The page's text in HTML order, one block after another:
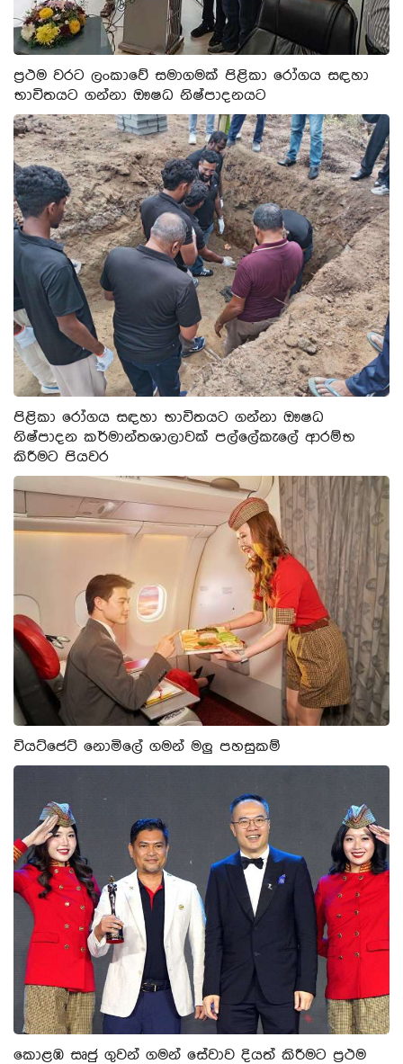
ප්‍රථම වරට ලංකාවේ සමාගමක් පිළිකා රෝගය සඳහා
භාවිතයට ගන්නා ඖෂධ නිෂ්පාදනයට
පිළිකා රෝගය සඳහා භාවිතයට ගන්නා ඖෂධ
නිෂ්පාදන කර්මාන්තශාලාවක් පල්ලේකැලේ ආරම්භ
කිරීමට පියවර
වියට්ජෙට් නොමිලේ ගමන් මලු පහසුකම්
කොළඹ සෘජු ගුවන් ගමන් සේවාව දියත් කිරීමට ප්‍රථම